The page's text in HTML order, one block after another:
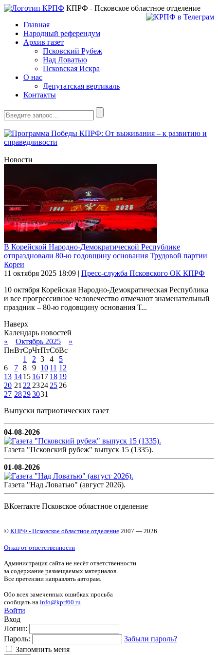
КПРФ - Псковское областное отделение
Главная
Народный референдум
Архив газет
Псковский Рубеж
Над Ловатью
Псковская Искра
О нас
Депутатская вертикаль
Контакты
Новости
В Корейской Народно-Демократической Республике
отпраздновали 80-ю годовщину основания Трудовой партии
Кореи
11 октября 2025 18:09 | Пресс-служба Псковского ОК КПРФ
10 октября Корейская Народно-Демократическая Республика
и все прогрессивное человечество отмечают знаменательный
праздник – 80-ю годовщину основания Т...
Наверх
Календарь новостей
«
Октябрь 2025
»
ПнВтСрЧтПтСбВс
1
2 3 4
5
6
7 8 9 10 11 12
13 1415 1617 18 19
20 21 22 2324 25 26
27 28293031
Выпуски патриотических газет
04-08-2026
Газета "Псковский рубеж" выпуск 15 (1335).
01-08-2026
Газета "Над Ловатью" (август 2026).
ВКонтакте Псковское областное отделение
© КПРФ - Псковское областное отделение 2007 — 2026.
Отказ от ответственности
Администрация сайта не несёт ответственности
за содержание размещаемых материалов.
Все претензии направлять авторам.
Обо всех замеченных ошибках просьба
сообщать на info@kprf60.ru
Войти
Вход
Логин:
Пароль:
Забыли пароль?
Запомнить меня